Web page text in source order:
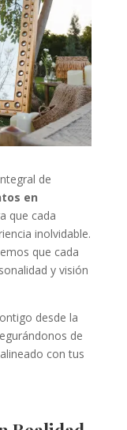
de
en
que cada
inolvidable.
que cada
y visión
desde la
de
con tus